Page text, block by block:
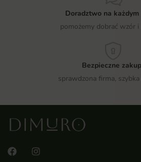
Doradztwo na każdym
pomożemy dobrać wzór i
Bezpieczne
sprawdzona firma,